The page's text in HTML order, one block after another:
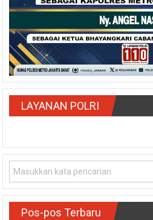
LAYANAN POLRI
Pos-pos Terbaru